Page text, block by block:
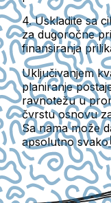
4.Uskladite sa
za dugoročne
finansiranja
Uključivanjem
planiranje
ravnotežu u
čvrstu osnovu
Sa nama može
apsolutno svako